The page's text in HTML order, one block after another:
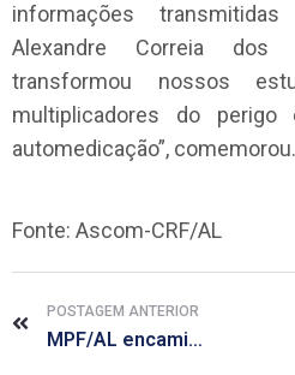
informações
Alexandre Correia
transformou nossos
multiplicadores do
automedicação”, comemorou.
Fonte: Ascom-CRF/AL
POSTAGEM ANTERIOR
MPF/AL encaminha recomendação sobre medicamentos ao município de Taquarana